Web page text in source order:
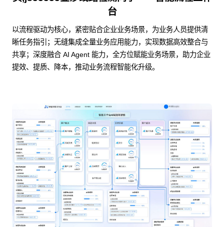
台
以流程驱动为核心，紧密贴合企业业务场景，为业务人员提供清
晰任务指引；无缝集成全量业务应用能力，实现数据高效整合与
共享；深度融合 AI Agent 能力，全方位赋能业务场景，助力企业
提效、提质、降本，推动业务流程智能化升级。